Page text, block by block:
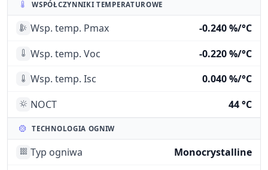
WSPÓŁCZYNNIKI TEMPERATUROWE
Wsp. temp. Pmax
-0.240 %/°C
Wsp. temp. Voc
-0.220 %/°C
Wsp. temp. Isc
0.040 %/°C
NOCT
44 °C
TECHNOLOGIA OGNIW
Typ ogniwa
Monocrystalline